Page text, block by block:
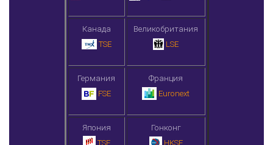
Канада
TSE
Великобритания
LSE
Германия
FSE
Франция
Euronext
Япония
TSE
Гонконг
HKSE